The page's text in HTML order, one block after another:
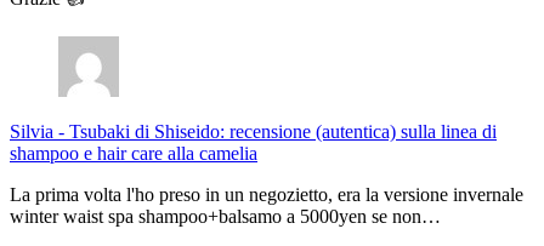
Silvia - Tsubaki di Shiseido: recensione (autentica) sulla linea di
shampoo e hair care alla camelia
La prima volta l'ho preso in un negozietto, era la versione invernale
winter waist spa shampoo+balsamo a 5000yen se non…